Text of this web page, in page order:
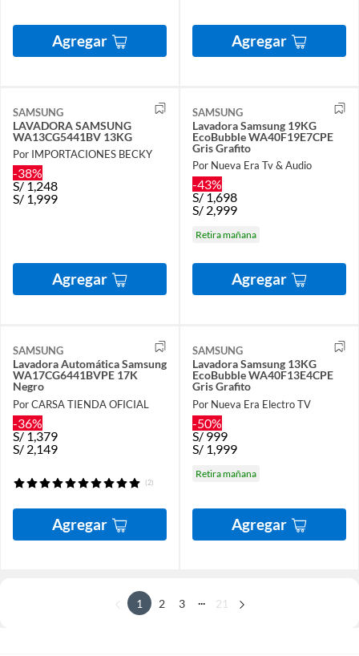
Agregar Agregar
SAMSUNG
LAVADORA SAMSUNG
WA13CG5441BV 13KG
Por IMPORTACIONES BECKY
-38%
S/ 1,248
S/ 1,999
Agregar
SAMSUNG
Lavadora Samsung 19KG
EcoBubble WA40F19E7CPE
Gris Grafito
Por Nueva Era Tv & Audio
-43%
S/ 1,698
S/ 2,999
Retira mañana
Agregar
SAMSUNG
Lavadora Automática Samsung
WA17CG6441BVPE 17K
Negro
Por CARSA TIENDA OFICIAL
-36%
S/1,379
S/ 2,149
(2)
Agregar
SAMSUNG
Lavadora Samsung 13KG
EcoBubble WA40F13E4CPE
Gris Grafito
Por Nueva Era Electro TV
-50%
S/999
S/ 1,999
Retira mañana
Agregar
1 2 3 ... 21